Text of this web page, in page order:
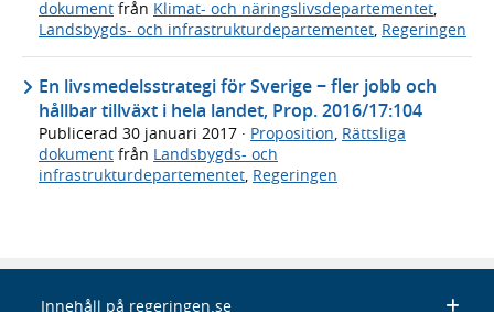
dokument från Klimat- och näringslivsdepartementet
Landsbygds- och infrastrukturdepartementet Regeringen
En livsmedelsstrategi för Sverige − fler jobb och
hållbar tillväxt i hela landet, Prop. 2016/17:104
Publicerad 30 januari 2017 · Proposition, Rättsliga
dokument från Landsbygds- och
infrastrukturdepartementet, Regeringen
Innehåll på regeringen.se